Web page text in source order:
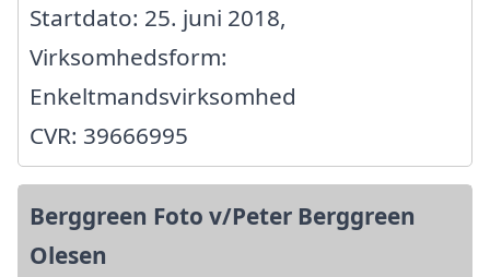
Startdato: 25. juni 2018,
Virksomhedsform:
Enkeltmandsvirksomhed
CVR: 39666995
Berggreen Foto v/Peter Berggreen
Olesen